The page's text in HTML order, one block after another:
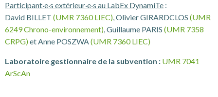
Participant·e·s extérieur·e·s au LabEx DynamiTe :
David BILLET (UMR 7360 LIEC), Olivier GIRARDCLOS (UMR
6249 Chrono-environnement), Guillaume PARIS (UMR 7358
CRPG)et Anne POSZWA(UMR 7360 LIEC)
Laboratoire gestionnaire de la subvention : UMR 7041
ArScAn